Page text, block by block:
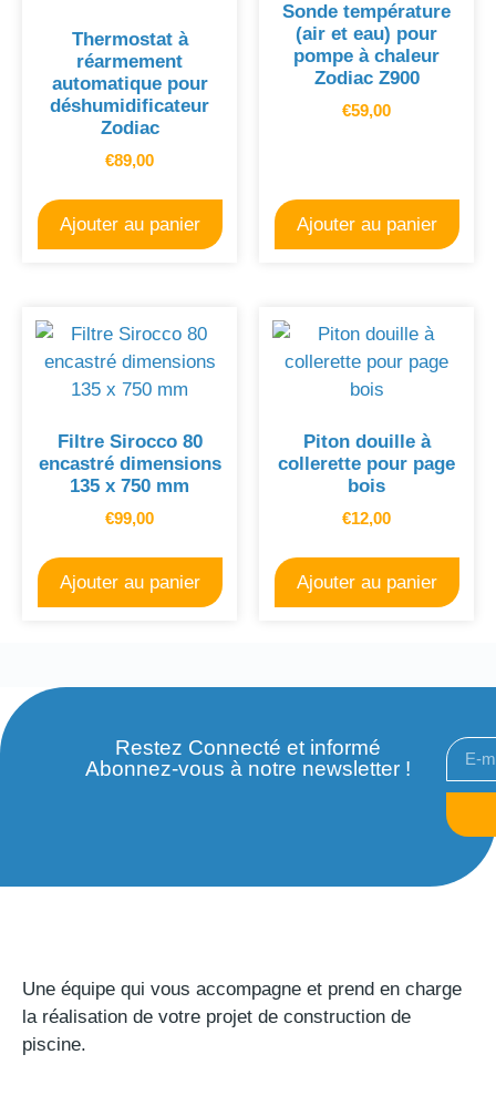
Thermostat à
réarmement
automatique pour
déshumidificateur
Zodiac
€89,00
Ajouter au panier
Sonde température
(air et eau) pour
pompe à chaleur
Zodiac Z900
€59,00
Ajouter au panier
Filtre Sirocco 80
encastré dimensions
135 x 750 mm
€99,00
Ajouter au panier
Piton douille à
collerette pour page
bois
€12,00
Ajouter au panier
Restez Connecté et informé
Abonnez-vous à notre newsletter !
Une équipe qui vous accompagne et prend en charge
la réalisation de votre projet de construction de
piscine.